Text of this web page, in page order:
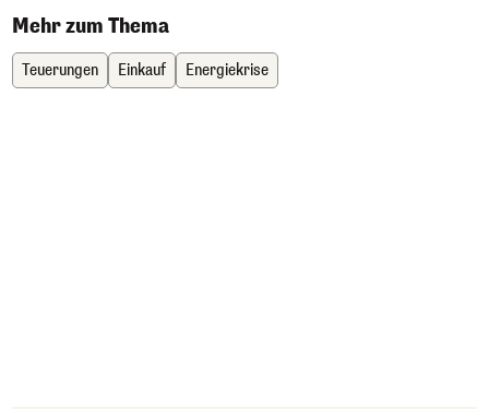
Mehr zum Thema
Teuerungen Einkauf Energiekrise